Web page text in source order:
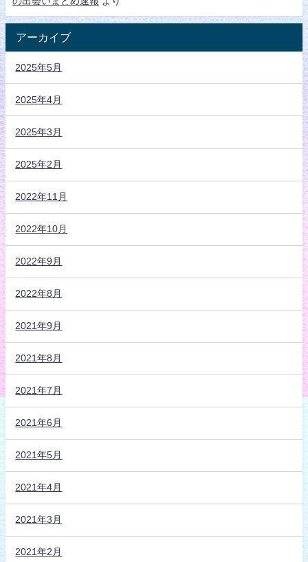
アーカイブ
2025年5月
2025年4月
2025年3月
2025年2月
2022年11月
2022年10月
2022年9月
2022年8月
2021年9月
2021年8月
2021年7月
2021年6月
2021年5月
2021年4月
2021年3月
2021年2月